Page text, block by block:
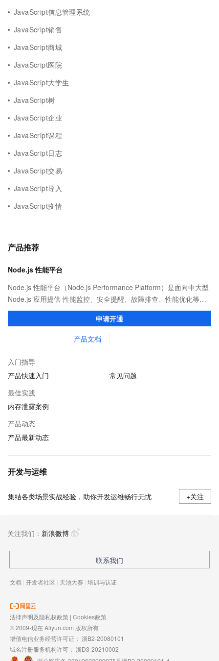
JavaScript信息管理系统
JavaScript销售
JavaScript商城
JavaScript医院
JavaScript大学生
JavaScript树
JavaScript企业
JavaScript课程
JavaScript日志
JavaScript交易
JavaScript导入
JavaScript疫情
产品推荐
Node.js 性能平台
Node.js 性能平台（Node.js Performance Platform）是面向中大型
Node.js 应用提供 性能监控、安全提醒、故障排查、性能优化等服
务的整体性解决方案。提供完善的工具链和服务，协助客户主动、
申请开通
产品文档
入门指导
产品快速入门
常见问题
最佳实践
内存泄露案例
产品动态
产品最新动态
开发与运维
集结各类场景实战经验，助你开发运维畅行无忧 +关注
关注我们： 新浪微博
联系我们
文档 | 开发者社区 | 天池大赛 | 培训与认证
法律声明及隐私权政策 | Cookies政策
© 2009-现在 Aliyun.com 版权所有
增值电信业务经营许可证： 浙B2-20080101
域名注册服务机构许可： 浙D3-20210002